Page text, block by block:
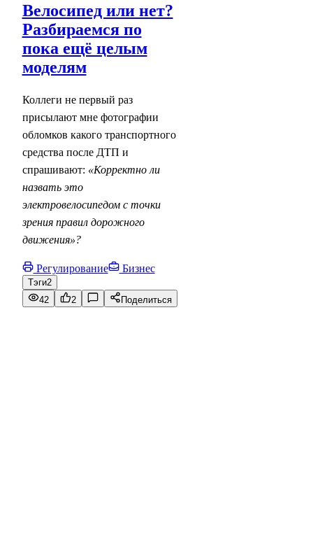
Велосипед или нет?
Разбираемся по
пока ещё целым
моделям
Коллеги не первый раз
присылают мне фотографии
обломков какого транспортного
средства после ДТП и
спрашивают: «Корректно ли
назвать это
электровелосипедом с точки
зрения правил дорожного
движения»?
Регулирование Бизнес
Тэги2
42
2 Поделиться